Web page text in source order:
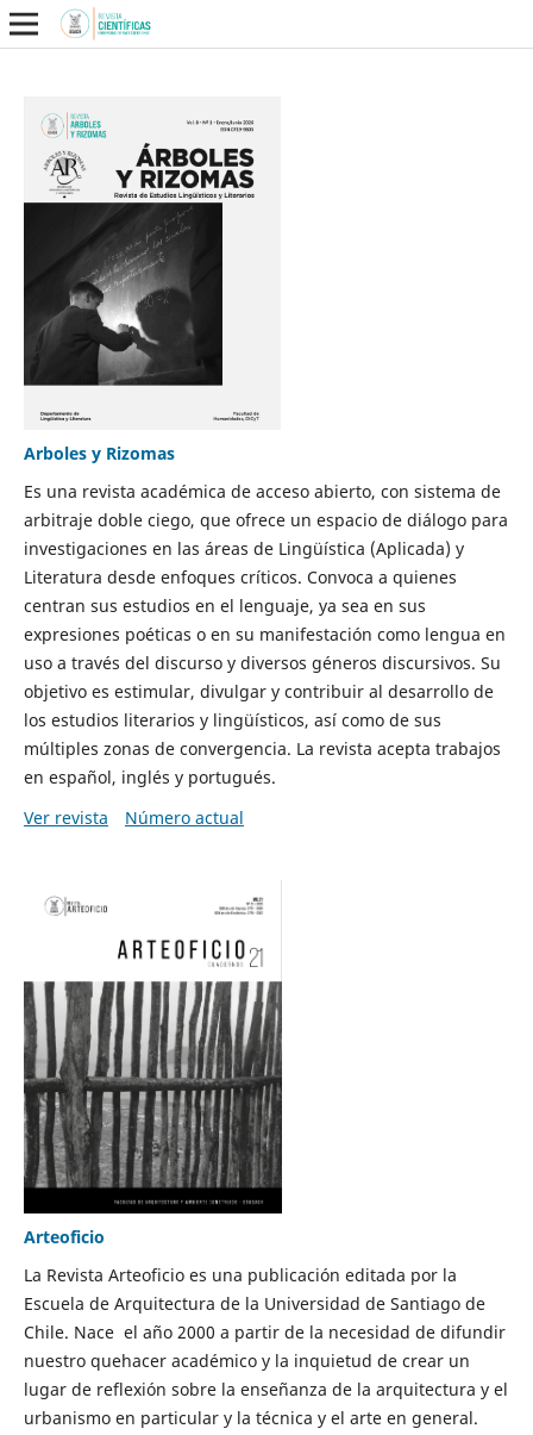
Arboles y Rizomas
Es una revista académica de acceso abierto, con sistema de
arbitraje doble ciego, que ofrece un espacio de diálogo para
investigaciones en las áreas de Lingüística (Aplicada) y
Literatura desde enfoques críticos. Convoca a quienes
centran sus estudios en el lenguaje, ya sea en sus
expresiones poéticas o en su manifestación como lengua en
uso a través del discurso y diversos géneros discursivos. Su
objetivo es estimular, divulgar y contribuir al desarrollo de
los estudios literarios y lingüísticos, así como de sus
múltiples zonas de convergencia. La revista acepta trabajos
en español, inglés y portugués.
Ver revista
Número actual
Arteoficio
La Revista Arteoficio es una publicación editada por la
Escuela de Arquitectura de la Universidad de Santiago de
Chile. Nace el año 2000 a partir de la necesidad de difundir
nuestro quehacer académico y la inquietud de crear un
lugar de reflexión sobre la enseñanza de la arquitectura y el
urbanismo en particular y la técnica y el arte en general.